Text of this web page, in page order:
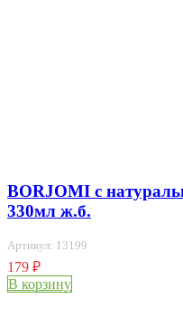
BORJOMI с
330мл ж.б.
Артикул: 13199
179 ₽
В корзину